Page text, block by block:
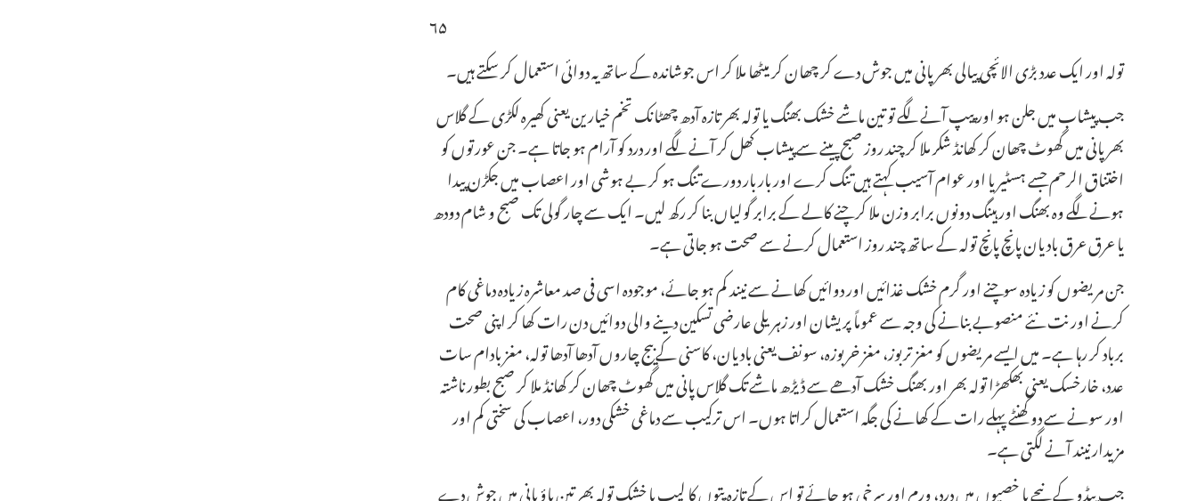
۶۵
تولہ اور ایک عدد بڑی الائچی پیالی بھر پانی میں جوش دے کر چھان کر میٹھا ملا کر اس جوشاندہ کے ساتھ یہ دوائی استعمال کر سکتے ہیں۔
جب پیشاب میں جلن ہو اور پیپ آنے لگے تو تین ماشے خشک بھنگ یا تولہ بھر تازہ آدھ چھٹانک تخم خیارین یعنی کھیرہ لکڑی کے گلاس
بھر پانی میں گھوٹ چھان کر کھانڈ شکر ملا کر چند روز صبح پینے سے پیشاب کھل کر آنے لگے اور درد کو آرام ہو جاتا ہے۔ جن عورتوں کو
اختناق الرحم جسے ہسٹیریا اور عوام آسیب کہتے ہیں تنگ کرے اور بار بار دورے تنگ ہو کر بے ہوشی اور اعصاب میں جکڑن پیدا
ہونے لگے وہ بھنگ اور ہینگ دونوں برابر وزن ملا کر چنے کالے کے برابر گولیاں بنا کر رکھ لیں۔ ایک سے چار گولی تک صبح و شام دودھ
یا عرق عرق بادیان پانچ پانچ تولہ کے ساتھ چند روز استعمال کرنے سے صحت ہو جاتی ہے۔
جن مریضوں کو زیادہ سوچنے اور گرم خشک غذائیں اور دوائیں کھانے سے نیند کم ہو جائے، موجودہ اسی فی صد معاشرہ زیادہ دماغی کام
کرنے اور نت نئے منصوبے بنانے کی وجہ سے عموماً پریشان اور زہریلی عارضی تسکین دینے والی دوائیں دن رات کھا کر اپنی صحت
برباد کر رہا ہے۔ میں ایسے مریضوں کو مغز تربوز، مغز خربوزہ، سونف یعنی بادیان، کاسنی کے بیج چاروں آدھا آدھا تولہ، مغز بادام سات
عدد، خارخسک یعنی بھکھڑا تولہ بھر اور بھنگ خشک آدھے سے ڈیڑھ ماشے تک گلاس پانی میں گھوٹ چھان کر کھانڈ ملا کر صبح بطور ناشتہ
اور سونے سے دو گھنٹے پہلے رات کے کھانے کی جگہ استعمال کراتا ہوں۔ اس ترکیب سے دماغی خشکی دور، اعصاب کی سختی کم اور
مزیدار نیند آنے لگتی ہے۔
جب پیڈو کے نیچے یا خصیوں میں درد، ورم اور سرخی ہو جائے تو اس کے تازہ پتوں کا لیپ یا خشک تولہ بھر تین پاؤ پانی میں جوش دے